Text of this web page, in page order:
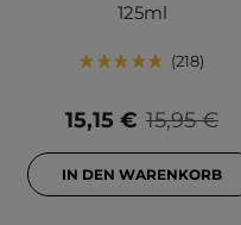
125ml
218
15,95 €
15,15 €
IN DEN WARENKORB